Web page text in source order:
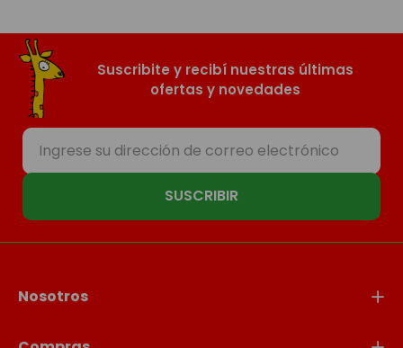
Suscribite y recibí nuestras últimas
ofertas y novedades
SUSCRIBIR
Nosotros